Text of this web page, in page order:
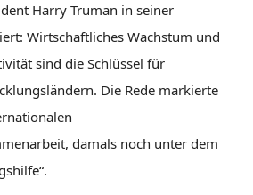
Harry Truman in seiner
Wirtschaftliches Wachstum und
sind die Schlüssel für
Die Rede markierte
damals noch unter dem